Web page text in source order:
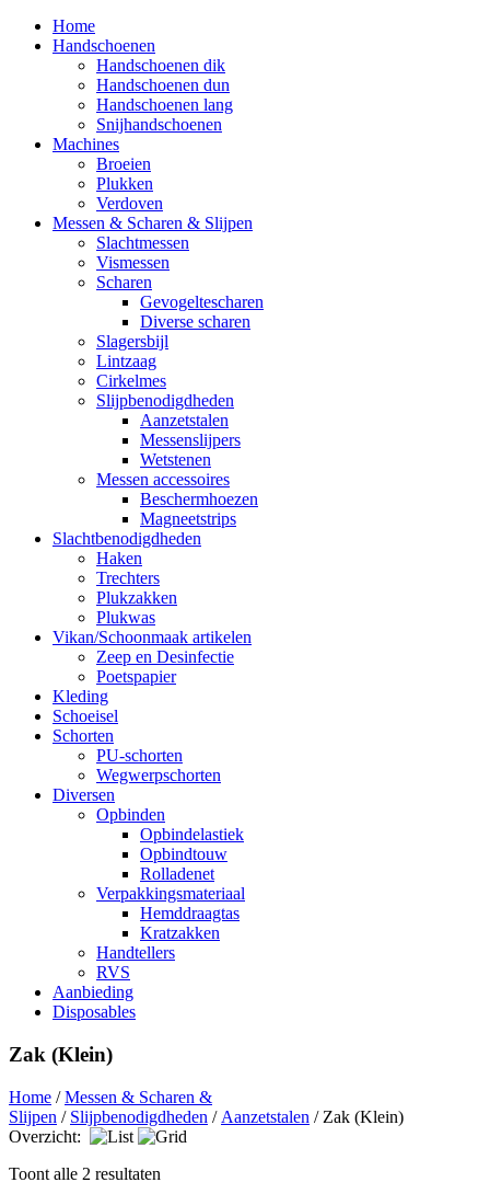
Home
Handschoenen
Handschoenen dik
Handschoenen dun
Handschoenen lang
Snijhandschoenen
Machines
Broeien
Plukken
Verdoven
Messen & Scharen & Slijpen
Slachtmessen
Vismessen
Scharen
Gevogeltescharen
Diverse scharen
Slagersbijl
Lintzaag
Cirkelmes
Slijpbenodigdheden
Aanzetstalen
Messenslijpers
Wetstenen
Messen accessoires
Beschermhoezen
Magneetstrips
Slachtbenodigdheden
Haken
Trechters
Plukzakken
Plukwas
Vikan/Schoonmaak artikelen
Zeep en Desinfectie
Poetspapier
Kleding
Schoeisel
Schorten
PU-schorten
Wegwerpschorten
Diversen
Opbinden
Opbindelastiek
Opbindtouw
Rolladenet
Verpakkingsmateriaal
Hemddraagtas
Kratzakken
Handtellers
RVS
Aanbieding
Disposables
Zak (Klein)
Home /Messen & Scharen &
Slijpen / Slijpbenodigdheden / Aanzetstalen / Zak (Klein)
Overzicht:
Toont alle 2 resultaten